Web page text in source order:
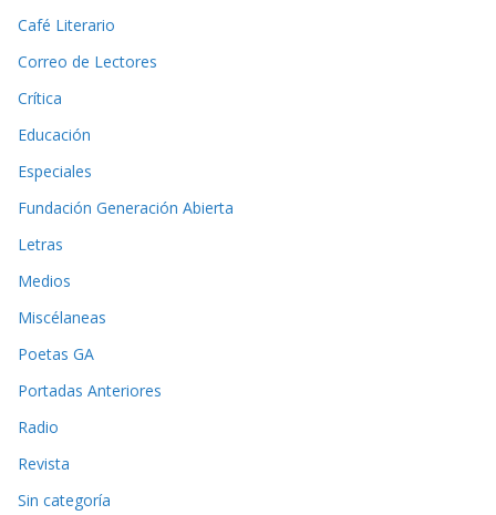
Café Literario
Correo de Lectores
Crítica
Educación
Especiales
Fundación Generación Abierta
Letras
Medios
Miscélaneas
Poetas GA
Portadas Anteriores
Radio
Revista
Sin categoría